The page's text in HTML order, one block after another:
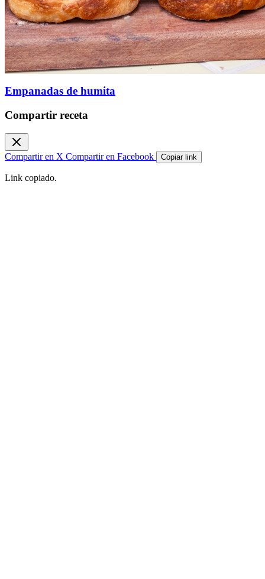
Empanadas de humita
Compartir receta
Compartir en X Compartir en Facebook Copiar link
Link copiado.